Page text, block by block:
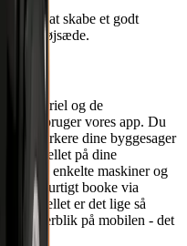
at skabe et godt
er i højsæde.
materiel og de
du bruger vores app. Du
og markere dine byggesager
materiellet på dine
om de enkelte maskiner og
og hurtigt booke via
materiellet er det lige så
overblik på mobilen - det